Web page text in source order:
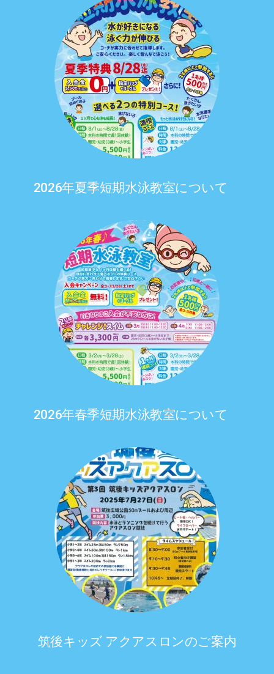
2026年夏季短期水泳教室について
2026年春季短期水泳教室について
筑後キッズ アクアスロンのご案内